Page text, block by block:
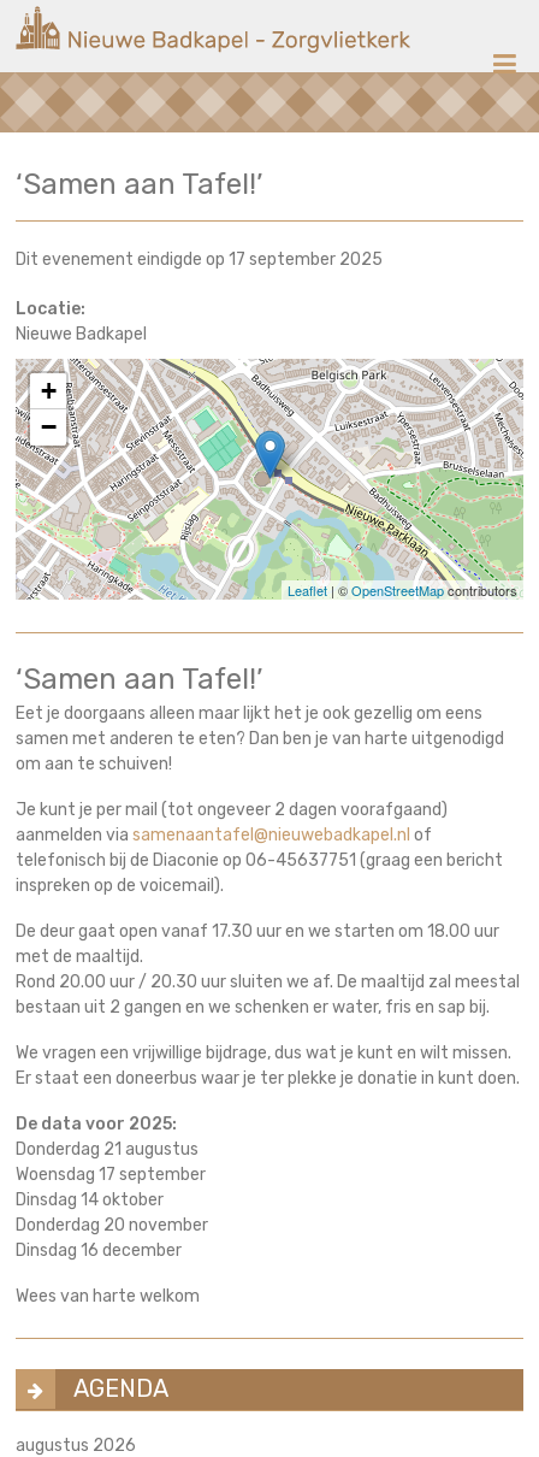
naar
inhoud
Nieuwe
Badkapel
op
‘Samen aan Tafel!’
Dit evenement eindigde op 17 september 2025
Locatie:
Nieuwe Badkapel
+
−
Leaflet| ©OpenStreetMapcontributors
‘Samen aan Tafel!’
Eet je doorgaans alleen maar lijkt het je ook gezellig om eens
samen met anderen te eten? Dan ben je van harte uitgenodigd
om aan te schuiven!
Je kunt je per mail (tot ongeveer 2 dagen voorafgaand)
aanmelden viasamenaantafel@nieuwebadkapel.nl of
telefonisch bij de Diaconie op 06-45637751 (graag een bericht
inspreken op de voicemail).
De deur gaat open vanaf 17.30 uur en we starten om 18.00 uur
met de maaltijd.
Rond 20.00 uur / 20.30 uur sluiten we af. De maaltijd zal meestal
bestaan uit 2 gangen en we schenken er water, fris en sap bij.
We vragen een vrijwillige bijdrage, dus wat je kunt en wilt missen.
Er staat een doneerbus waar je ter plekke je donatie in kunt doen.
De data voor 2025:
Donderdag 21 augustus
Woensdag 17 september
Dinsdag 14 oktober
Donderdag 20 november
Dinsdag 16 december
Wees van harte welkom
AGENDA
augustus 2026